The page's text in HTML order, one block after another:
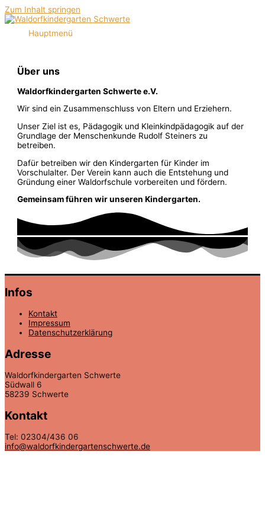
Zum Inhalt springen
Hauptmenü
Über uns
Waldorfkindergarten Schwerte e.V.
Wir sind ein Zusammenschluss von Eltern und Erziehern.
Unser Ziel ist es, Pädagogik und Kleinkindpädagogik auf der
Grundlage der Menschenkunde Rudolf Steiners zu
betreiben.
Dafür betreiben wir den Kindergarten für Kinder im
Vorschulalter. Der Verein kann auch die Entstehung und
Gründung einer Waldorfschule vorbereiten und fördern.
Gemeinsam führen wir unseren Kindergarten.
Infos
Kontakt
Impressum
Datenschutzerklärung
Adresse
Waldorfkindergarten Schwerte
Südwall 6
58239 Schwerte
Kontakt
Tel: 02304/436 06
info@waldorfkindergartenschwerte.de